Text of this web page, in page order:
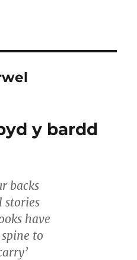
y bardd
backs
stories
have
to